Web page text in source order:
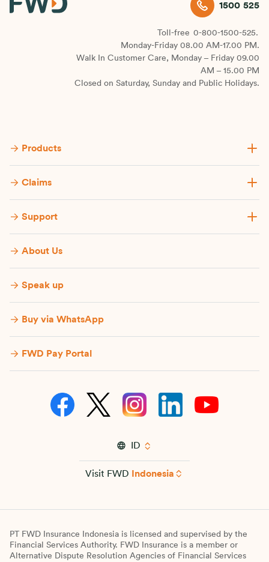
1500 525
Toll-free 0-800-1500-525.
Monday-Friday 08.00 AM-17.00 PM.
Walk In Customer Care, Monday – Friday 09.00
AM – 15.00 PM
Closed on Saturday, Sunday and Public Holidays.
Products
Claims
Support
About Us
Speak up
Buy via WhatsApp​
FWD Pay Portal
ID
Visit FWD Indonesia
PT FWD Insurance Indonesia is licensed and supervised by the
Financial Services Authority. FWD Insurance is a member or
Alternative Dispute Resolution Agencies of Financial Services